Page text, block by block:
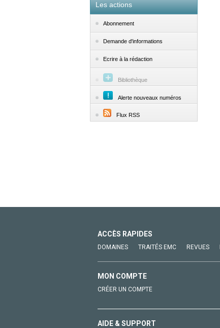
Les actions
Abonnement
Demande d'informations
Ecrire à la rédaction
Bibliothèque
Alerte nouveaux numéros
Flux RSS
ACCÈS RAPIDES
DOMAINES TRAITÉS EMC REVUES
MON COMPTE
CRÉER UN COMPTE
AIDE & SUPPORT